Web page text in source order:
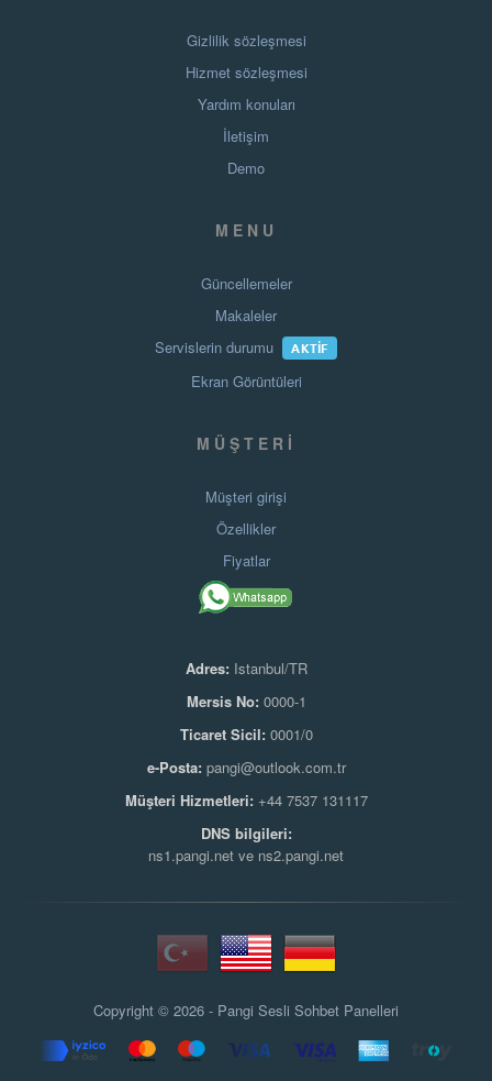
Gizlilik sözleşmesi
Hizmet sözleşmesi
Yardım konuları
İletişim
Demo
MENU
Güncellemeler
Makaleler
Servislerin durumu
AKTIF
Ekran Görüntüleri
MÜŞTERI
Müşteri girişi
Özellikler
Fiyatlar
Adres:Istanbul/TR
Mersis No:0000-1
Ticaret Sicil:0001/0
e-Posta:pangi@outlook.com.tr
Müşteri Hizmetleri:+44 7537 131117
DNS bilgileri:
ns1.pangi.net ve ns2.pangi.net
Copyright © 2026 - Pangi Sesli Sohbet Panelleri